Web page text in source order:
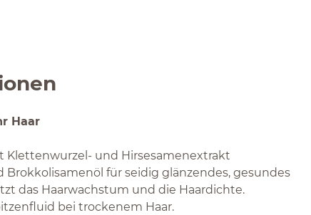
Haar
Klettenwurzel- und Hirsesamenextrakt
für seidig glänzendes, gesundes
das Haarwachstum und die Haardichte.
bei trockenem Haar.